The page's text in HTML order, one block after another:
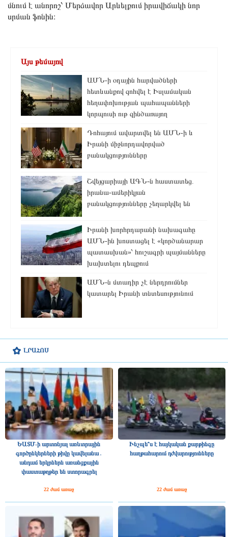
ԼՐԱՀՈՍ
ԵԱՏՄ-ի արտոնյալ առևտրային
գործընկերների թիվը կավելանա․
անդամ երկրներն առանցքային
փաստաթղթեր են ստորագրել
22 ժամ առաջ
Ինչպե՞ս է հայկական քարթինգը
հաղթահարում դժվարությունները
22 ժամ առաջ
մնում է անորոշ՝ Մերձավոր Արևելքում իրավիճակի նոր
սրման ֆոնին։
Այս թեմայով
ԱՄՆ-ի օդային հարվածների
հետևանքով զոհվել է Իսլամական
հեղափոխության պահապանների
կորպուսի ութ զինծառայող
Դոհայում ավարտվել են ԱՄՆ-ի և
Իրանի միջնորդավորված
բանակցությունները
Շվեյցարիայի ԱԳՆ-ն հաստատեց.
իրանա-ամերիկյան
բանակցությունները չեղարկվել են
Իրանի խորհրդարանի նախագահը
ԱՄՆ-ին խոստացել է «կործանարար
պատասխան»՝ հուշագրի պայմանները
խախտելու դեպքում
ԱՄՆ-ն մտադիր չէ ներդրումներ
կատարել Իրանի տնտեսությունում